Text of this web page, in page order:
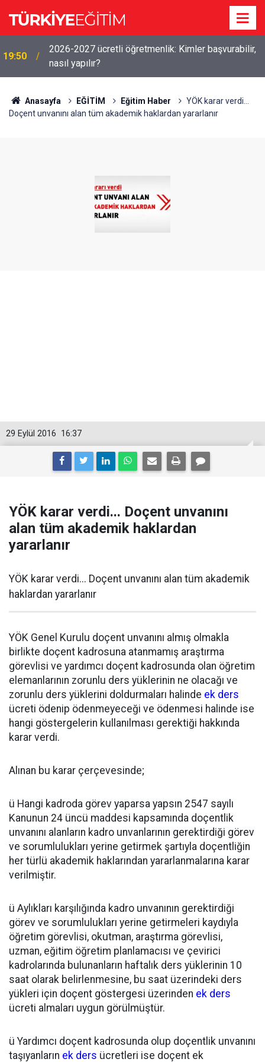
19:50
2026-2027 ücretli öğretmenlik: Kimler başvurabilir,
nasıl yapılır?
Anasayfa EĞİTİM Eğitim Haber
YÖK karar verdi...
Doçent unvanını alan tüm akademik haklardan yararlanır
16:37
29 Eylül 2016
YÖK karar verdi... Doçent unvanını
alan tüm akademik haklardan
yararlanır
YÖK karar verdi... Doçent unvanını alan tüm akademik
haklardan yararlanır
YÖK Genel Kurulu doçent unvanını almış olmakla
birlikte doçent kadrosuna atanmamış araştırma
görevlisi ve yardımcı doçent kadrosunda olan öğretim
elemanlarının zorunlu ders yüklerinin ne olacağı ve
zorunlu ders yüklerini doldurmaları halinde ek ders
ücreti ödenip ödenmeyeceği ve ödenmesi halinde ise
hangi göstergelerin kullanılması gerektiği hakkında
karar verdi.
Alınan bu karar çerçevesinde;
ü Hangi kadroda görev yaparsa yapsın 2547 sayılı
Kanunun 24 üncü maddesi kapsamında doçentlik
unvanını alanların kadro unvanlarının gerektirdiği görev
ve sorumlulukları yerine getirmek şartıyla doçentliğin
her türlü akademik haklarından yararlanmalarına karar
verilmiştir.
ü Aylıkları karşılığında kadro unvanının gerektirdiği
görev ve sorumlulukları yerine getirmeleri kaydıyla
öğretim görevlisi, okutman, araştırma görevlisi,
uzman, eğitim öğretim planlamacısı ve çevirici
kadrolarında bulunanların haftalık ders yüklerinin 10
saat olarak belirlenmesine, bu saat üzerindeki ders
yükleri için doçent göstergesi üzerinden ek ders
ücreti almaları uygun görülmüştür.
ü Yardımcı doçent kadrosunda olup doçentlik unvanını
taşıyanların ek ders ücretleri ise doçent ek